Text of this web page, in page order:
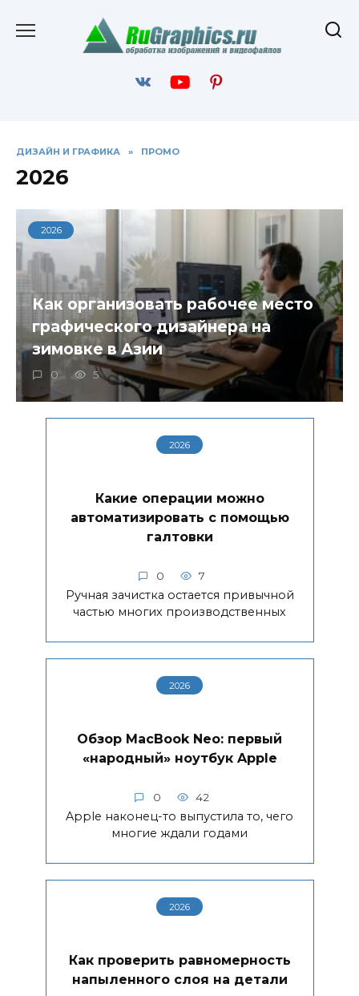
содержанию
ДИЗАЙН И ГРАФИКА » ПРОМО
2026
2026
Как организовать рабочее место
графического дизайнера на
зимовке в Азии
0 5
2026
Какие операции можно
автоматизировать с помощью
галтовки
0 7
Ручная зачистка остается привычной
частью многих производственных
2026
Обзор MacBook Neo: первый
«народный» ноутбук Apple
0 42
Apple наконец-то выпустила то, чего
многие ждали годами
2026
Как проверить равномерность
напыленного слоя на детали